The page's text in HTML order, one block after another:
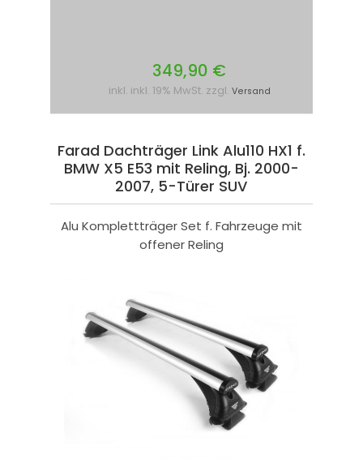
349,90 €
inkl. inkl. 19% MwSt. zzgl. Versand
Farad Dachträger Link Alu110 HX1 f.
BMW X5 E53 mit Reling, Bj. 2000-
2007, 5-Türer SUV
Alu Komplettträger Set f. Fahrzeuge mit
offener Reling